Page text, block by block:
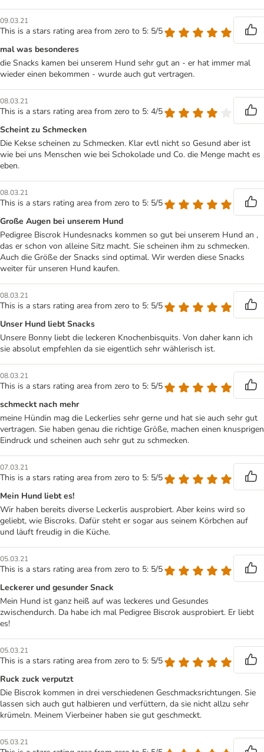
09.03.21
This is a stars rating area from zero to 5: 5/5
mal was besonderes
die Snacks kamen bei unserem Hund sehr gut an - er hat immer mal
wieder einen bekommen - wurde auch gut vertragen.
08.03.21
This is a stars rating area from zero to 5: 4/5
Scheint zu Schmecken
Die Kekse scheinen zu Schmecken. Klar evtl nicht so Gesund aber ist
wie bei uns Menschen wie bei Schokolade und Co. die Menge macht es
eben.
08.03.21
This is a stars rating area from zero to 5: 5/5
Große Augen bei unserem Hund
Pedigree Biscrok Hundesnacks kommen so gut bei unserem Hund an ,
das er schon von alleine Sitz macht. Sie scheinen ihm zu schmecken.
Auch die Größe der Snacks sind optimal. Wir werden diese Snacks
weiter für unseren Hund kaufen.
08.03.21
This is a stars rating area from zero to 5: 5/5
Unser Hund liebt Snacks
Unsere Bonny liebt die leckeren Knochenbisquits. Von daher kann ich
sie absolut empfehlen da sie eigentlich sehr wählerisch ist.
08.03.21
This is a stars rating area from zero to 5: 5/5
schmeckt nach mehr
meine Hündin mag die Leckerlies sehr gerne und hat sie auch sehr gut
vertragen. Sie haben genau die richtige Größe, machen einen knusprigen
Eindruck und scheinen auch sehr gut zu schmecken.
07.03.21
This is a stars rating area from zero to 5: 5/5
Mein Hund liebt es!
Wir haben bereits diverse Leckerlis ausprobiert. Aber keins wird so
geliebt, wie Biscroks. Dafür steht er sogar aus seinem Körbchen auf
und läuft freudig in die Küche.
05.03.21
This is a stars rating area from zero to 5: 5/5
Leckerer und gesunder Snack
Mein Hund ist ganz heiß auf was leckeres und Gesundes
zwischendurch. Da habe ich mal Pedigree Biscrok ausprobiert. Er liebt
es!
05.03.21
This is a stars rating area from zero to 5: 5/5
Ruck zuck verputzt
Die Biscrok kommen in drei verschiedenen Geschmacksrichtungen. Sie
lassen sich auch gut halbieren und verfüttern, da sie nicht allzu sehr
krümeln. Meinem Vierbeiner haben sie gut geschmeckt.
05.03.21